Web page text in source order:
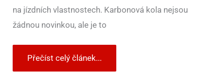
na jízdních vlastnostech. Karbonová kola nejsou
žádnou novinkou, ale je to
Přečíst celý článek...